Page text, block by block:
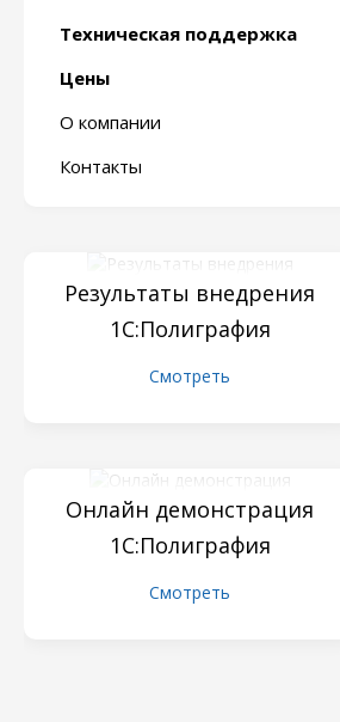
Техническая поддержка
Цены
О компании
Контакты
Результаты внедрения
1С:Полиграфия
Смотреть
Онлайн демонстрация
1С:Полиграфия
Смотреть